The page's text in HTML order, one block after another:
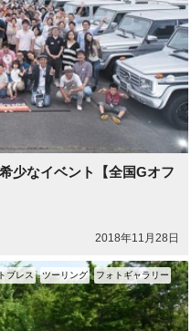
少なイベント【全国Gオフ
2018年11月28日
ブレス ツーリング フォトギャラリー